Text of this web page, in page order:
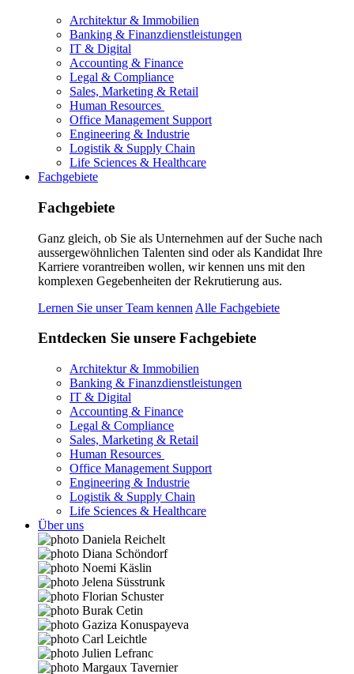
Architektur & Immobilien
Banking & Finanzdienstleistungen
IT & Digital
Accounting & Finance
Legal & Compliance
Sales, Marketing & Retail
Human Resources
Office Management Support
Engineering & Industrie
Logistik & Supply Chain
Life Sciences & Healthcare
Fachgebiete
Fachgebiete
Ganz gleich, ob Sie als Unternehmen auf der Suche nach
aussergewöhnlichen Talenten sind oder als Kandidat Ihre
Karriere vorantreiben wollen, wir kennen uns mit den
komplexen Gegebenheiten der Rekrutierung aus.
Lernen Sie unser Team kennen Alle Fachgebiete
Entdecken Sie unsere Fachgebiete
Architektur & Immobilien
Banking & Finanzdienstleistungen
IT & Digital
Accounting & Finance
Legal & Compliance
Sales, Marketing & Retail
Human Resources
Office Management Support
Engineering & Industrie
Logistik & Supply Chain
Life Sciences & Healthcare
Über uns